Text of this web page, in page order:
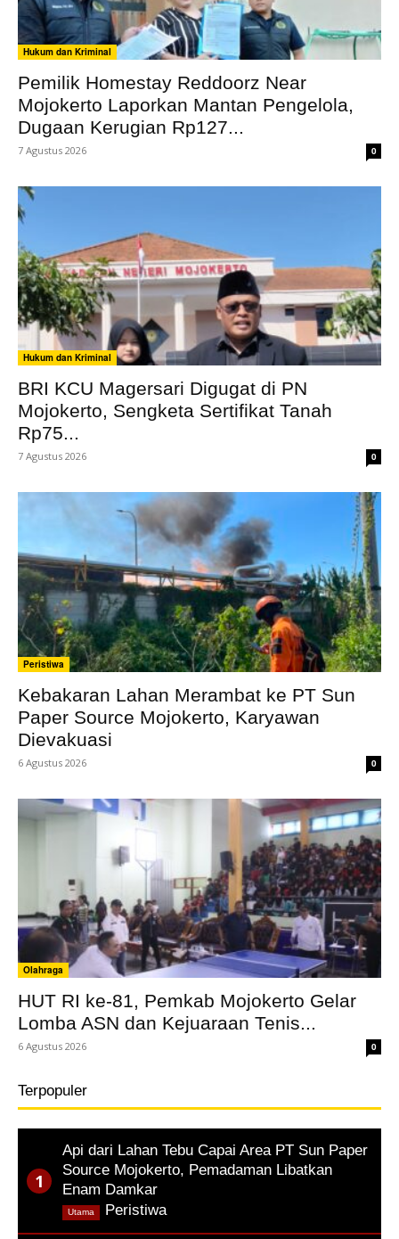
Hukum dan Kriminal
Pemilik Homestay Reddoorz Near
Mojokerto Laporkan Mantan Pengelola,
Dugaan Kerugian Rp127...
7 Agustus 2026 0
Hukum dan Kriminal
BRI KCU Magersari Digugat di PN
Mojokerto, Sengketa Sertifikat Tanah
Rp75...
7 Agustus 2026 0
Peristiwa
Kebakaran Lahan Merambat ke PT Sun
Paper Source Mojokerto, Karyawan
Dievakuasi
6 Agustus 2026 0
Olahraga
HUT RI ke-81, Pemkab Mojokerto Gelar
Lomba ASN dan Kejuaraan Tenis...
6 Agustus 2026 0
Terpopuler
Api dari Lahan Tebu Capai Area PT Sun Paper
Source Mojokerto, Pemadaman Libatkan
Enam Damkar
Peristiwa,
Utama